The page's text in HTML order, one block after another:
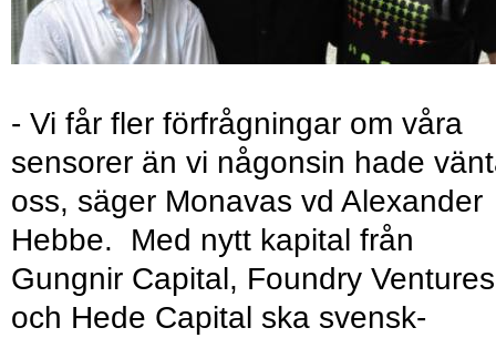
- Vi får fler förfrågningar om våra
sensorer än vi någonsin hade
oss, säger Monavas vd Alexander
Hebbe. Med nytt kapital från
Gungnir Capital, Foundry Ventures
och Hede Capital ska svensk-